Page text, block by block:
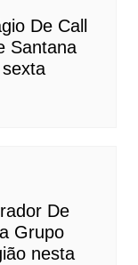
De Call
Santana
De
Grupo
nesta